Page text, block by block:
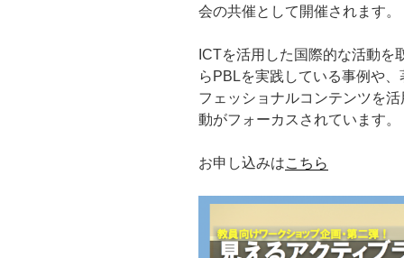
会の共催として開催されます。
ICTを活用した国際的な活動
らPBLを実践している事例や
フェッショナルコンテンツを
動がフォーカスされています。
お申し込みはこちら